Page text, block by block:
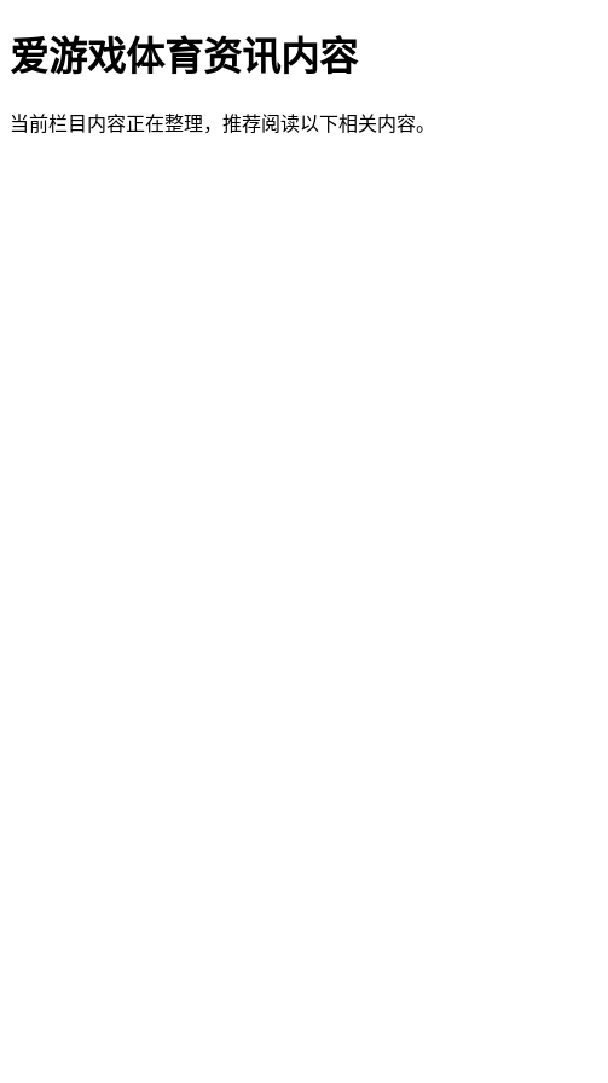
爱游戏体育资讯内容
当前栏目内容正在整理，推荐阅读以下相关内容。